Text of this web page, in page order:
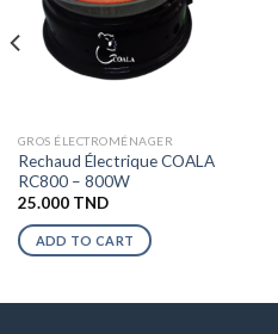
GROS ÉLECTROMÉNAGER
Rechaud Électrique COALA
RC800 – 800W
25.000 TND
ADD TO CART